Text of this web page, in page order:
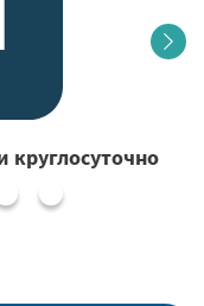
круглосуточно